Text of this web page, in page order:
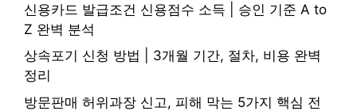
신용카드 발급조건 신용점수 소득 | 승인 기준 A to
Z 완벽 분석
상속포기 신청 방법 | 3개월 기간, 절차, 비용 완벽
정리
방문판매 허위과장 신고, 피해 막는 5가지 핵심 전